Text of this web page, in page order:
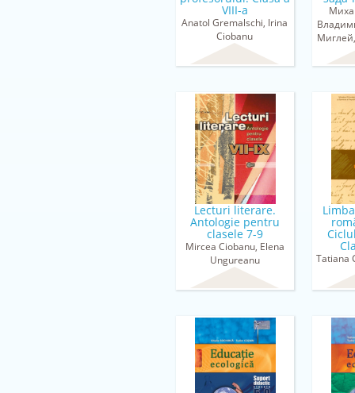
VIII-a
Anatol Gremalschi, Irina
Ciobanu
Lecturi literare.
Antologie pentru
clasele 7-9
Mircea Ciobanu, Elena
Ungureanu
Tatiana